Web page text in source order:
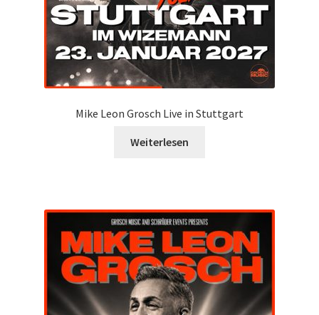
Mike Leon Grosch Live in Stuttgart
Weiterlesen